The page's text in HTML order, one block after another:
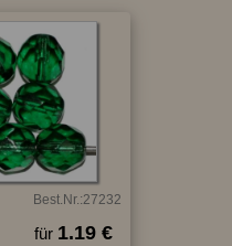
Best.Nr.:27232
für 1.19 €